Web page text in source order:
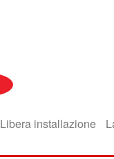
Libera installazione